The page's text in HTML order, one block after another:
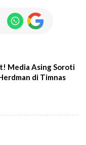
Media Asing Soroti
di Timnas